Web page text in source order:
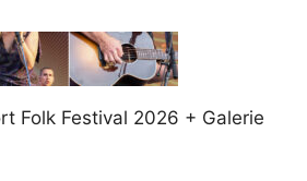
Folk Festival 2026 + Galerie